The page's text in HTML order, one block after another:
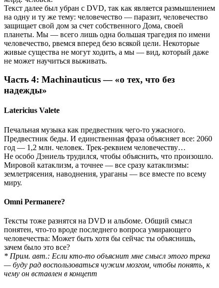
Текст далее был убран с DVD, так как является размышлением
на одну и ту же тему: человечество — паразит, человечество
защищает свой дом за счет собственного Дома, своей
планеты. Мы — всего лишь одна большая трагедия по имени
человечество, рвемся вперед безо всякой цели. Некоторые
живые существа не могут ходить, а мы — вид, который даже
не может научиться выживать.
Часть 4: Machinauticus — «о тех, что без
надежды»
Latericius Valete
Печальная музыка как предвестник чего-то ужасного.
Предвестник беды. И единственная фраза объясняет все: 2060
год — 1,2 млн. человек. Трек-реквием человечеству…
Не особо Дэниель трудился, чтобы объяснить, что произошло.
Мировой катаклизм, а точнее — все сразу катаклизмы:
землетрясения, наводнения, ураганы — все вместе по всему
миру.
Omni Permanere?
Тексты тоже разнятся на DVD и альбоме. Общий смысл
понятен, что-то вроде последнего вопроса умирающего
человечества: Может быть хотя бы сейчас ты объяснишь,
зачем было это все?
* Прим. авт.: Если кто-то объяснит мне смысл этого трека
— буду рад воспользоваться чужим мозгом, чтобы понять, к
чему он вставлен в концепт